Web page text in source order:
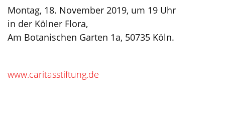
Montag, 18. November 2019, um 19 Uhr
in der Kölner Flora,
Am Botanischen Garten 1a, 50735 Köln.
www.caritasstiftung.de